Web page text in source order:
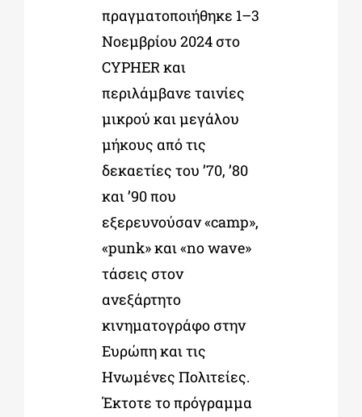
πραγματοποιήθηκε 1–3
Νοεμβρίου 2024 στο
CYPHER και
περιλάμβανε ταινίες
μικρού και μεγάλου
μήκους από τις
δεκαετίες του ’70, ’80
και ’90 που
εξερευνούσαν «camp»,
«punk» και «no wave»
τάσεις στον
ανεξάρτητο
κινηματογράφο στην
Ευρώπη και τις
Ηνωμένες Πολιτείες.
Έκτοτε το πρόγραμμα